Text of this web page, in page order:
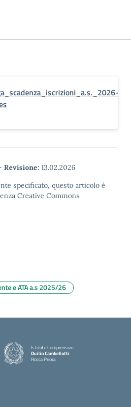
Revisione: 13.02.2026
specificato, questo articolo è
Creative Commons
e ATA a.s 2025/26
Istituto Comprensivo
Duilio Cambellotti
Rocca Priora